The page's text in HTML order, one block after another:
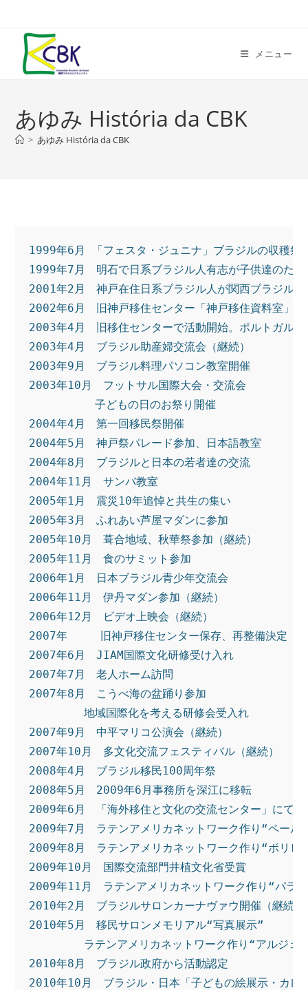
メニュー
あゆみ História da CBK
> あゆみ História da CBK
1999年6月 「フェスタ・ジュニナ」ブラジルの収穫祭
1999年7月　明石で日系ブラジル人有志が子供達のた
2001年2月　神戸在住日系ブラジル人が関西ブラジル
2002年6月　旧神戸移住センター「神戸移住資料室」
2003年4月　旧移住センターで活動開始。ポルトガル
2003年4月　ブラジル助産婦交流会（継続）
2003年9月　ブラジル料理パソコン教室開催
2003年10月　フットサル国際大会・交流会
子どもの日のお祭り開催
2004年4月　第一回移民祭開催
2004年5月　神戸祭パレード参加、日本語教室
2004年8月　ブラジルと日本の若者達の交流
2004年11月　サンバ教室
2005年1月　震災10年追悼と共生の集い
2005年3月　ふれあい芦屋マダンに参加
2005年10月　葺合地域、秋華祭参加（継続）
2005年11月　食のサミット参加
2006年1月　日本ブラジル青少年交流会
2006年11月　伊丹マダン参加（継続）
2006年12月　ビデオ上映会（継続）
2007年　　　旧神戸移住センター保存、再整備決定
2007年6月　JIAM国際文化研修受け入れ
2007年7月　老人ホーム訪問
2007年8月　こうべ海の盆踊り参加
地域国際化を考える研修会受入れ
2007年9月　中平マリコ公演会（継続）
2007年10月　多文化交流フェスティバル（継続）
2008年4月　ブラジル移民100周年祭
2008年5月　2009年6月事務所を深江に移転
2009年6月　「海外移住と文化の交流センター」にて
2009年7月　ラテンアメリカネットワーク作り“ペール
2009年8月　ラテンアメリカネットワーク作り“ボリビ
2009年10月　国際交流部門井植文化省受賞
2009年11月　ラテンアメリカネットワーク作り“パラ
2010年2月　ブラジルサロンカーナヴァウ開催（継続）
2010年5月　移民サロンメモリアル“写真展示”
ラテンアメリカネットワーク作り“アルジェン
2010年8月　ブラジル政府から活動認定
2010年10月　ブラジル・日本「子どもの絵展示・カレ